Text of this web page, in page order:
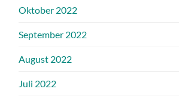
Oktober 2022
September 2022
August 2022
Juli 2022